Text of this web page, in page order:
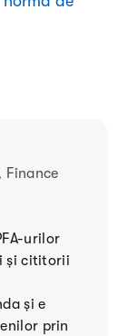
Finance
urilor
și cititorii
și e
prin